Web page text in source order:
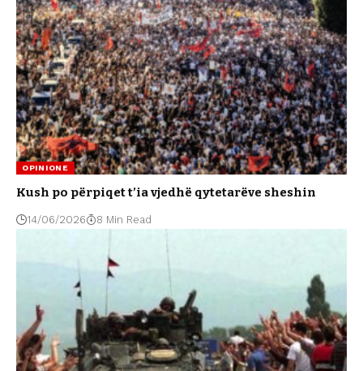
OPINIONE
Kush po përpiqet t’ia vjedhë qytetarëve sheshin
14/06/2026 8 Min Read